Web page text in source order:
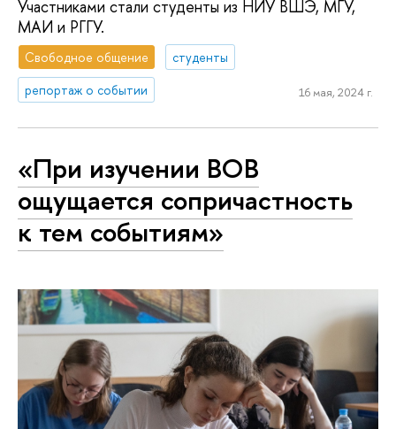
Участниками стали студенты из НИУ ВШЭ, МГУ,
МАИ и РГГУ.
Свободное общение
студенты
репортаж о событии
16 мая, 2024 г.
«При изучении ВОВ
ощущается сопричастность
к тем событиям»